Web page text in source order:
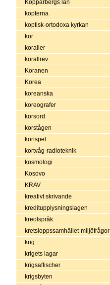
Kopparbergs län
kopterna
koptisk-ortodoxa kyrkan
kor
koraller
korallrev
Koranen
Korea
koreanska
koreografer
korsord
korstågen
kortspel
kortvåg-radioteknik
kosmologi
Kosovo
KRAV
kreativt skrivande
kreditupplysningslagen
kreolspråk
kretsloppssamhället-miljöfrågor
krig
krigets lagar
krigsaffischer
krigsbyten